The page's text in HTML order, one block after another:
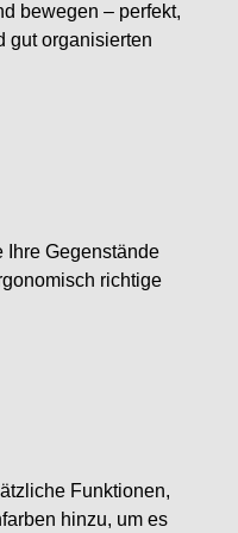
bewegen – perfekt,
gut organisierten
Ihre Gegenstände
richtige
Funktionen,
hinzu, um es